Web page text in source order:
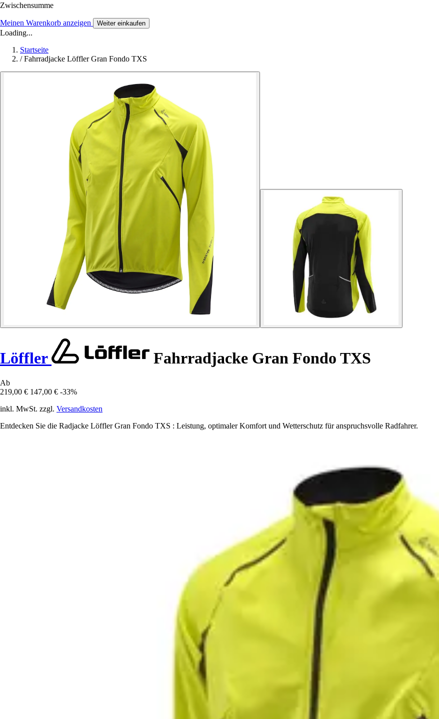
Zwischensumme
Meinen Warenkorb anzeigen Weiter einkaufen
Loading...
Startseite
/ Fahrradjacke Löffler Gran Fondo TXS
Löffler Fahrradjacke Gran Fondo TXS
Ab
219,00 € 147,00 € -33%
inkl. MwSt. zzgl. Versandkosten
Entdecken Sie die Radjacke Löffler Gran Fondo TXS : Leistung, optimaler Komfort und Wetterschutz für anspruchsvolle Radfahrer.